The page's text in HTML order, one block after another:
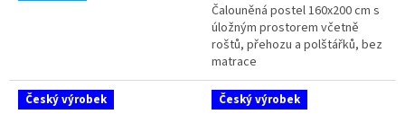
5
hvězdiček.
Čalouněná postel 160x200 cm s
úložným prostorem včetně
roštů, přehozu a polštářků, bez
matrace
Český výrobek Český výrobek